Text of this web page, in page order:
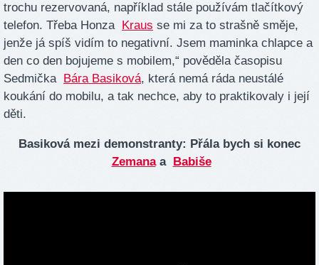
trochu rezervovaná, například stále používám tlačítkový
telefon. Třeba Honza
Kraus se mi za to strašně směje,
jenže já spíš vidím to negativní. Jsem maminka chlapce a
den co den bojujeme s mobilem,“ pověděla časopisu
Sedmička
Bára Basiková, která nemá ráda neustálé
koukání do mobilu, a tak nechce, aby to praktikovaly i její
děti.
Basiková mezi demonstranty: Přála bych si konec
Zemanaa Babiše